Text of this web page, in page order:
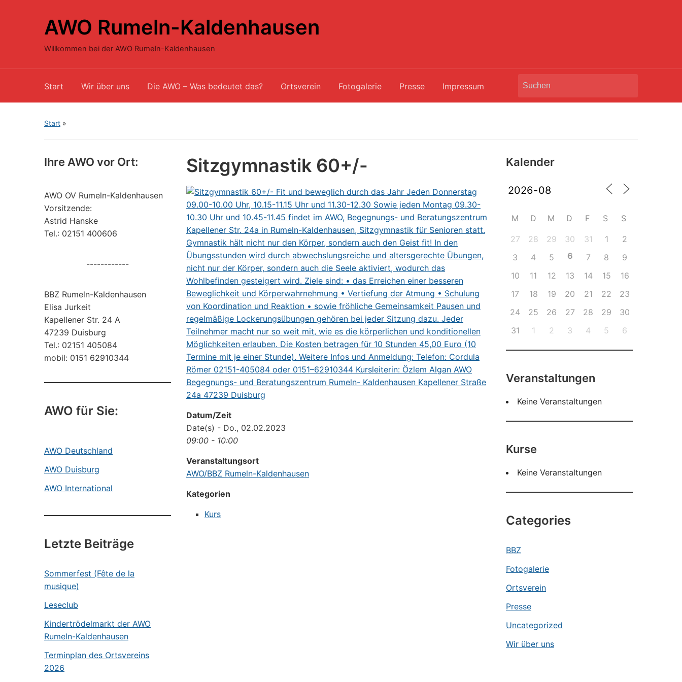
AWO Rumeln-Kaldenhausen
Willkommen bei der AWO Rumeln-Kaldenhausen
Start Wir über uns Die AWO – Was bedeutet das? Ortsverein Fotogalerie Presse Impressum
Search
Start »
Ihre AWO vor Ort:
AWO OV Rumeln-Kaldenhausen
Vorsitzende:
Astrid Hanske
Tel.: 02151 400606
------------
BBZ Rumeln-Kaldenhausen
Elisa Jurkeit
Kapellener Str. 24 A
47239 Duisburg
Tel.: 02151 405084
mobil: 0151 62910344
AWO für Sie:
AWO Deutschland
AWO Duisburg
AWO International
Letzte Beiträge
Sommerfest (Fête de la
musique)
Leseclub
Kindertrödelmarkt der AWO
Rumeln-Kaldenhausen
Terminplan des Ortsvereins
2026
Sitzgymnastik 60+/-
Datum/Zeit
Date(s) - Do., 02.02.2023
09:00 - 10:00
Veranstaltungsort
AWO/BBZ Rumeln-Kaldenhausen
Kategorien
Kurs
Kalender
M D M D F S S
27 28 29 30 31 1
2
3
4 5 6 7 8
9
10
11 12 13 14 15
16
17
18 19 20 21 22
23
24
25 26 27 28 29
30
31
1 2 3 4 5 6
Veranstaltungen
Keine Veranstaltungen
Kurse
Keine Veranstaltungen
Categories
BBZ
Fotogalerie
Ortsverein
Presse
Uncategorized
Wir über uns